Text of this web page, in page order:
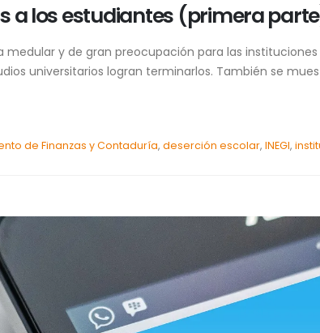
a los estudiantes (primera
y de gran preocupación para las
universitarios logran terminarlos. También se
de Finanzas y Contaduría, deserción escolar, INEGI,